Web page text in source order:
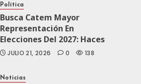
Política
Busca Catem Mayor
Representación En
Elecciones Del 2027: Haces
JULIO 21, 2026 0 138
Noticias